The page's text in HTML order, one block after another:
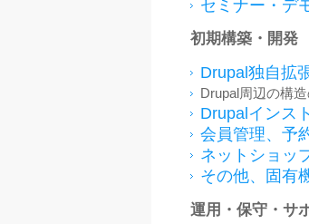
セミナー・デ
初期構築・開発
Drupal独自拡
Drupal周辺の構
Drupalインス
会員管理、予
ネットショッ
その他、固有
運用・保守・サ